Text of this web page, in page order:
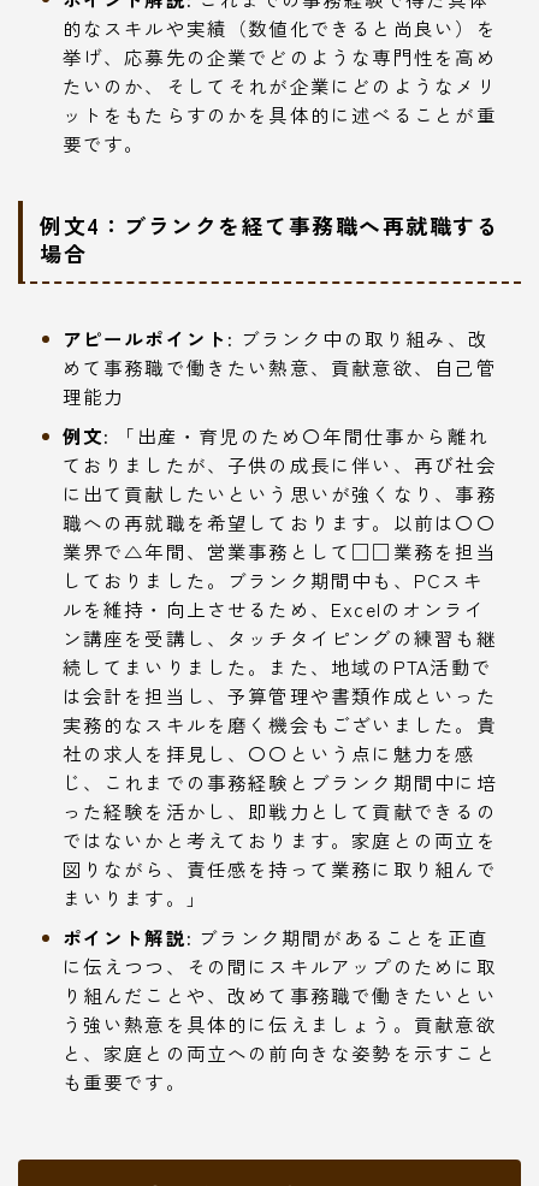
的なスキルや実績（数値化できると尚良い）を
挙げ、応募先の企業でどのような専門性を高め
たいのか、そしてそれが企業にどのようなメリ
ットをもたらすのかを具体的に述べることが重
要です。
例文4：ブランクを経て事務職へ再就職する
場合
アピールポイント: ブランク中の取り組み、改
めて事務職で働きたい熱意、貢献意欲、自己管
理能力
例文: 「出産・育児のため〇年間仕事から離れ
ておりましたが、子供の成長に伴い、再び社会
に出て貢献したいという思いが強くなり、事務
職への再就職を希望しております。以前は〇〇
業界で△年間、営業事務として□□業務を担当
しておりました。ブランク期間中も、PCスキ
ルを維持・向上させるため、Excelのオンライ
ン講座を受講し、タッチタイピングの練習も継
続してまいりました。また、地域のPTA活動で
は会計を担当し、予算管理や書類作成といった
実務的なスキルを磨く機会もございました。貴
社の求人を拝見し、〇〇という点に魅力を感
じ、これまでの事務経験とブランク期間中に培
った経験を活かし、即戦力として貢献できるの
ではないかと考えております。家庭との両立を
図りながら、責任感を持って業務に取り組んで
まいります。」
ポイント解説: ブランク期間があることを正直
に伝えつつ、その間にスキルアップのために取
り組んだことや、改めて事務職で働きたいとい
う強い熱意を具体的に伝えましょう。貢献意欲
と、家庭との両立への前向きな姿勢を示すこと
も重要です。